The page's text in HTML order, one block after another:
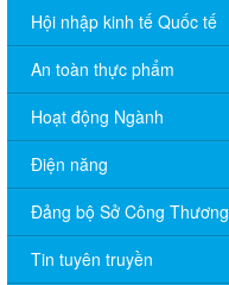
Hội nhập kinh tế Quốc tế
An toàn thực phẩm
Hoạt động Ngành
Điện năng
Đảng bộ Sở Công Thương
Tin tuyên truyền